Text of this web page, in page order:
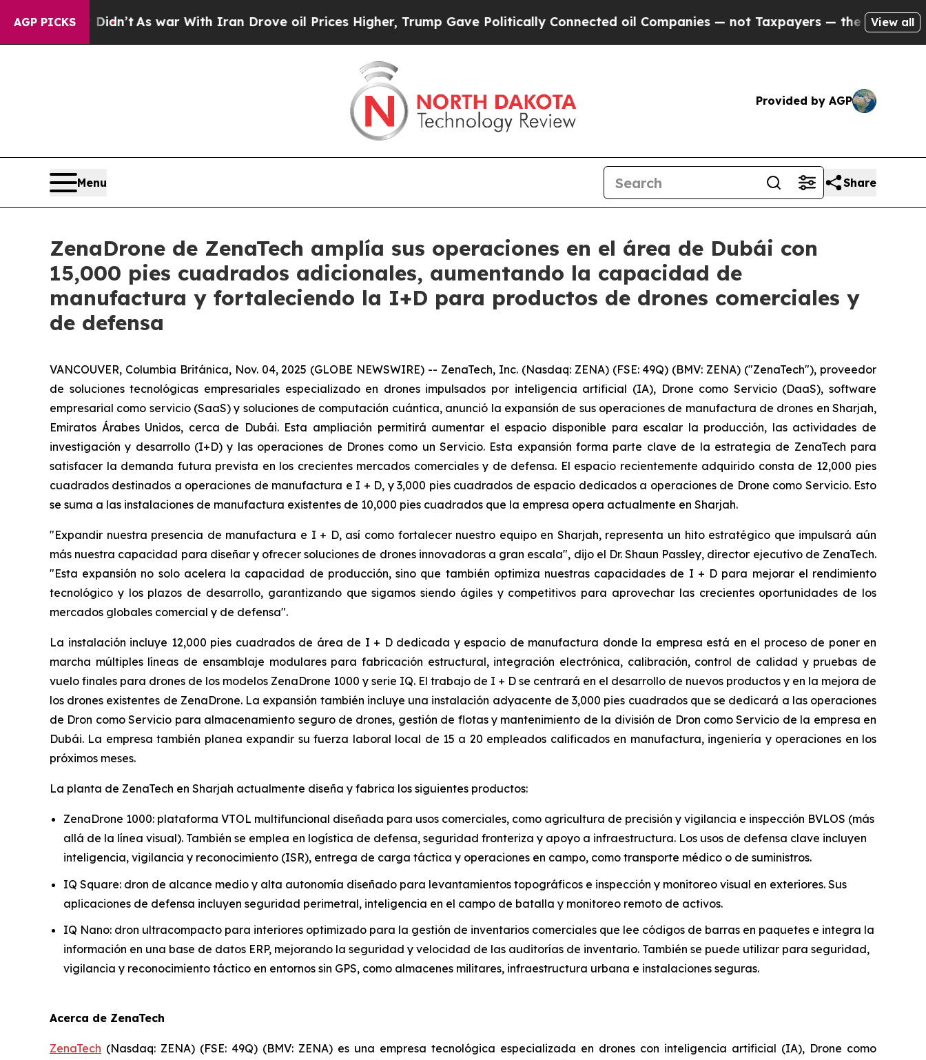
AGP PICKS
it Didn’tAs war With Iran Drove oil Prices Higher, Trump Gave Politically Connected oil Companies — not Taxpayers — the Chance to Cash in
View all
Provided by AGP
Menu Share
ZenaDrone de ZenaTech amplía sus operaciones en el área de Dubái con
15,000 pies cuadrados adicionales, aumentando la capacidad de
manufactura y fortaleciendo la I+D para productos de drones comerciales y
de defensa
VANCOUVER, Columbia Británica, Nov. 04, 2025 (GLOBE NEWSWIRE) -- ZenaTech, Inc. (Nasdaq: ZENA) (FSE: 49Q) (BMV: ZENA) ("ZenaTech"), proveedor
de soluciones tecnológicas empresariales especializado en drones impulsados por inteligencia artificial (IA), Drone como Servicio (DaaS), software
empresarial como servicio (SaaS) y soluciones de computación cuántica, anunció la expansión de sus operaciones de manufactura de drones en Sharjah,
Emiratos Árabes Unidos, cerca de Dubái. Esta ampliación permitirá aumentar el espacio disponible para escalar la producción, las actividades de
investigación y desarrollo (I+D) y las operaciones de Drones como un Servicio. Esta expansión forma parte clave de la estrategia de ZenaTech para
satisfacer la demanda futura prevista en los crecientes mercados comerciales y de defensa. El espacio recientemente adquirido consta de 12,000 pies
cuadrados destinados a operaciones de manufactura e I + D, y 3,000 pies cuadrados de espacio dedicados a operaciones de Drone como Servicio. Esto
se suma a las instalaciones de manufactura existentes de 10,000 pies cuadrados que la empresa opera actualmente en Sharjah.
"Expandir nuestra presencia de manufactura e I + D, así como fortalecer nuestro equipo en Sharjah, representa un hito estratégico que impulsará aún
más nuestra capacidad para diseñar y ofrecer soluciones de drones innovadoras a gran escala", dijo el Dr. Shaun Passley, director ejecutivo de ZenaTech.
"Esta expansión no solo acelera la capacidad de producción, sino que también optimiza nuestras capacidades de I + D para mejorar el rendimiento
tecnológico y los plazos de desarrollo, garantizando que sigamos siendo ágiles y competitivos para aprovechar las crecientes oportunidades de los
mercados globales comercial y de defensa".
La instalación incluye 12,000 pies cuadrados de área de I + D dedicada y espacio de manufactura donde la empresa está en el proceso de poner en
marcha múltiples líneas de ensamblaje modulares para fabricación estructural, integración electrónica, calibración, control de calidad y pruebas de
vuelo finales para drones de los modelos ZenaDrone 1000 y serie IQ. El trabajo de I + D se centrará en el desarrollo de nuevos productos y en la mejora de
los drones existentes de ZenaDrone. La expansión también incluye una instalación adyacente de 3,000 pies cuadrados que se dedicará a las operaciones
de Dron como Servicio para almacenamiento seguro de drones, gestión de flotas y mantenimiento de la división de Dron como Servicio de la empresa en
Dubái. La empresa también planea expandir su fuerza laboral local de 15 a 20 empleados calificados en manufactura, ingeniería y operaciones en los
próximos meses.
La planta de ZenaTech en Sharjah actualmente diseña y fabrica los siguientes productos:
ZenaDrone 1000: plataforma VTOL multifuncional diseñada para usos comerciales, como agricultura de precisión y vigilancia e inspección BVLOS (más
allá de la línea visual). También se emplea en logística de defensa, seguridad fronteriza y apoyo a infraestructura. Los usos de defensa clave incluyen
inteligencia, vigilancia y reconocimiento (ISR), entrega de carga táctica y operaciones en campo, como transporte médico o de suministros.
IQ Square: dron de alcance medio y alta autonomía diseñado para levantamientos topográficos e inspección y monitoreo visual en exteriores. Sus
aplicaciones de defensa incluyen seguridad perimetral, inteligencia en el campo de batalla y monitoreo remoto de activos.
IQ Nano: dron ultracompacto para interiores optimizado para la gestión de inventarios comerciales que lee códigos de barras en paquetes e integra la
información en una base de datos ERP, mejorando la seguridad y velocidad de las auditorías de inventario. También se puede utilizar para seguridad,
vigilancia y reconocimiento táctico en entornos sin GPS, como almacenes militares, infraestructura urbana e instalaciones seguras.
Acerca de ZenaTech
ZenaTech (Nasdaq: ZENA) (FSE: 49Q) (BMV: ZENA) es una empresa tecnológica especializada en drones con inteligencia artificial (IA), Drone como